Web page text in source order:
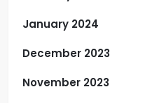
January 2024
December 2023
November 2023